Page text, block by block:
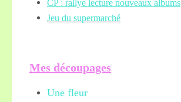
CP : rallye lecture nouveaux albums
Jeu du supermarché
Mes découpages
Une fleur